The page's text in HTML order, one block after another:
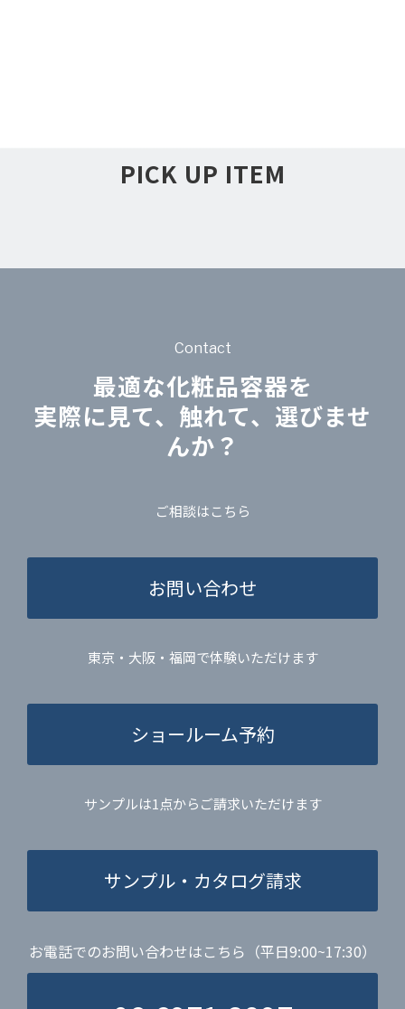
PICK UP ITEM
Contact
最適な化粧品容器を
実際に見て、触れて、選びませ
んか？
ご相談はこちら
お問い合わせ
東京・大阪・福岡で体験いただけます
ショールーム予約
サンプルは1点からご請求いただけます
サンプル・カタログ請求
お電話でのお問い合わせはこちら（平日9:00~17:30）